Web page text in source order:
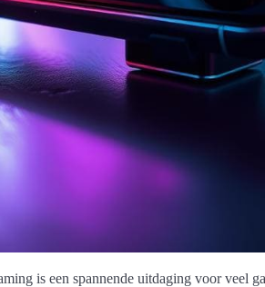
is een spannende uitdaging voor veel